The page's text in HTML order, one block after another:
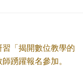
「揭開數位教學的
踴躍報名參加。